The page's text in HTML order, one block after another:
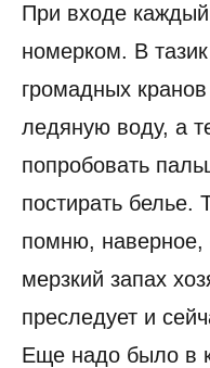
При входе
номерком. В
громадных кранов
ледяную воду, а
попробовать
постирать белье.
помню, наверное,
мерзкий запах
преследует и
Еще надо было в